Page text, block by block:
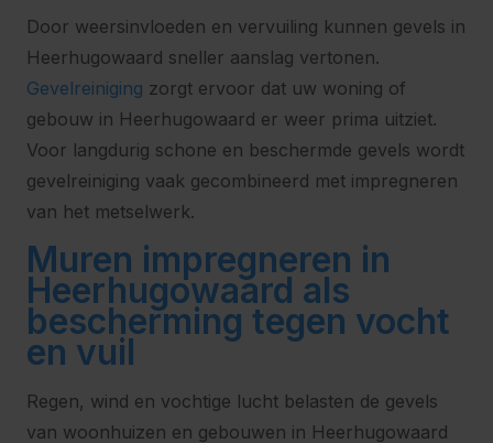
Door weersinvloeden en vervuiling kunnen gevels in
Heerhugowaard sneller aanslag vertonen.
Gevelreiniging zorgt ervoor dat uw woning of
gebouw in Heerhugowaard er weer prima uitziet.
Voor langdurig schone en beschermde gevels wordt
gevelreiniging vaak gecombineerd met impregneren
van het metselwerk.
Muren impregneren in
Heerhugowaard als
bescherming tegen vocht
en vuil
Regen, wind en vochtige lucht belasten de gevels
van woonhuizen en gebouwen in Heerhugowaard